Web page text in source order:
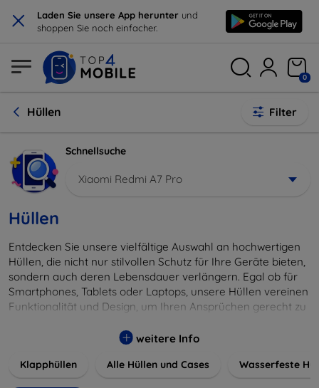
× Laden Sie unsere App herunter und
shoppen Sie noch einfacher.
0
Hüllen Filter
Schnellsuche
Xiaomi Redmi A7 Pro
Hüllen
Entdecken Sie unsere vielfältige Auswahl an hochwertigen
Hüllen, die nicht nur stilvollen Schutz für Ihre Geräte bieten,
sondern auch deren Lebensdauer verlängern. Egal ob für
Smartphones, Tablets oder Laptops, unsere Hüllen vereinen
Funktionalität und Design, um Ihren Ansprüchen gerecht zu
Farben, um Ihren persönlichen Stil perfekt zu
weitere Info
Klapphüllen Alle Hüllen und Cases Wasserfeste